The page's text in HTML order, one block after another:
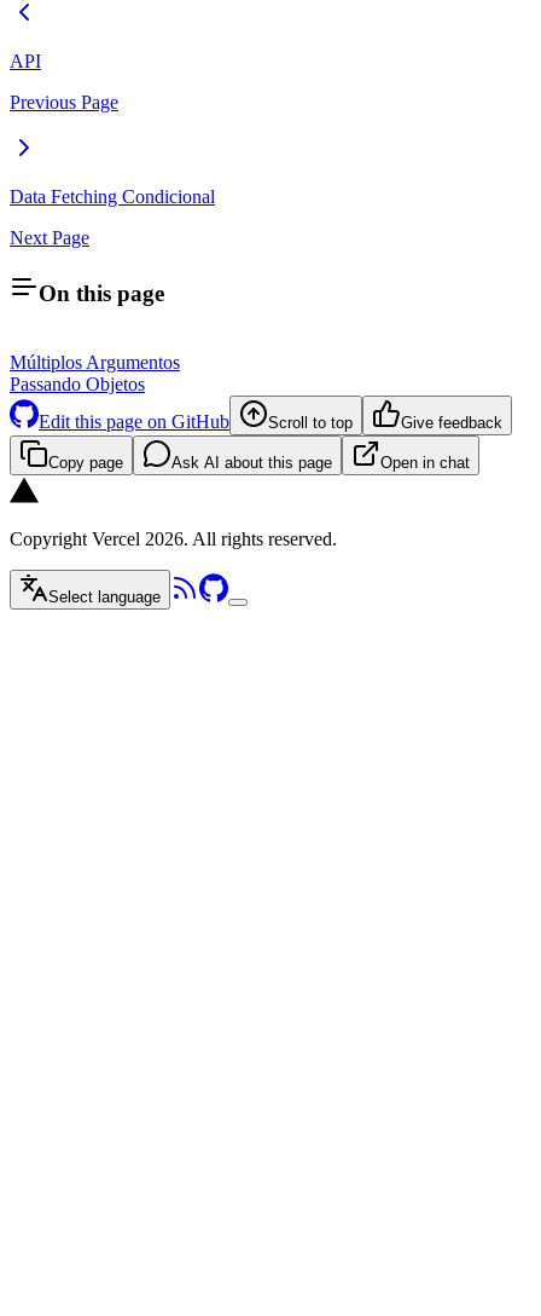
API
Previous Page
Data Fetching Condicional
Next Page
On this page
Múltiplos Argumentos
Passando Objetos
Edit this page on GitHub
Scroll to top Give feedback
Copy page Ask AI about this page Open in chat
Copyright Vercel 2026. All rights reserved.
Select language